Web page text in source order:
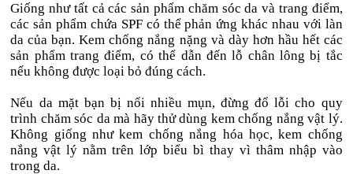
Giống như tất cả các sản phẩm chăm sóc da và trang điểm,
các sản phẩm chứa SPF có thể phản ứng khác nhau với làn
da của bạn. Kem chống nắng nặng và dày hơn hầu hết các
sản phẩm trang điểm, có thể dẫn đến lỗ chân lông bị tắc
nếu không được loại bỏ đúng cách.
Nếu da mặt bạn bị nổi nhiều mụn, đừng đổ lỗi cho quy
trình chăm sóc da mà hãy thử dùng kem chống nắng vật lý.
Không giống như kem chống nắng hóa học, kem chống
nắng vật lý nằm trên lớp biểu bì thay vì thâm nhập vào
trong da.